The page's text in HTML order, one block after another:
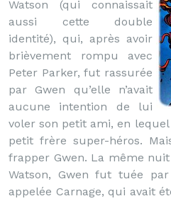
Watson (qui connaissait
aussi cette double
identité), qui, après avoir
brièvement rompu avec
Peter Parker, fut rassurée
par Gwen qu’elle n’avait
aucune intention de lui
voler son petit ami, en
petit frère super-héros.
frapper Gwen. La même
Watson, Gwen fut tuée
appelée Carnage, qui avait